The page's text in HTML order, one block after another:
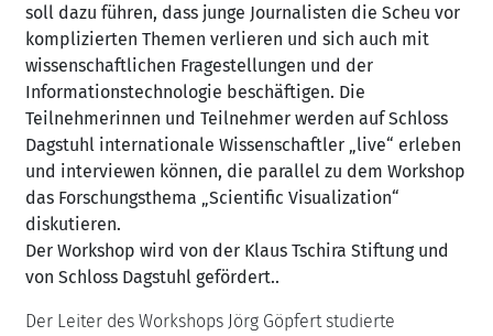
soll dazu führen, dass junge Journalisten die Scheu vor
komplizierten Themen verlieren und sich auch mit
wissenschaftlichen Fragestellungen und der
Informationstechnologie beschäftigen. Die
Teilnehmerinnen und Teilnehmer werden auf Schloss
Dagstuhl internationale Wissenschaftler „live“ erleben
und interviewen können, die parallel zu dem Workshop
das Forschungsthema „Scientific Visualization“
diskutieren.
Der Workshop wird von der Klaus Tschira Stiftung und
von Schloss Dagstuhl gefördert..
Der Leiter des Workshops Jörg Göpfert studierte